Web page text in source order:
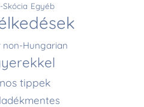
Skócia Egyéb
non-Hungarian
tippek